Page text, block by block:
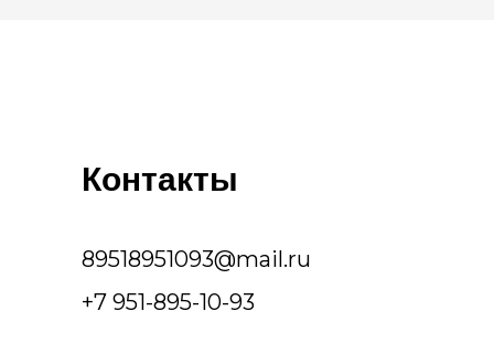
Контакты
+7 951-895-10-93
89518951093@mail.ru